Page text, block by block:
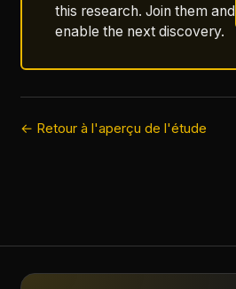
this research. Join them and
enable the next discovery.
← Retour à l'aperçu de l'étude